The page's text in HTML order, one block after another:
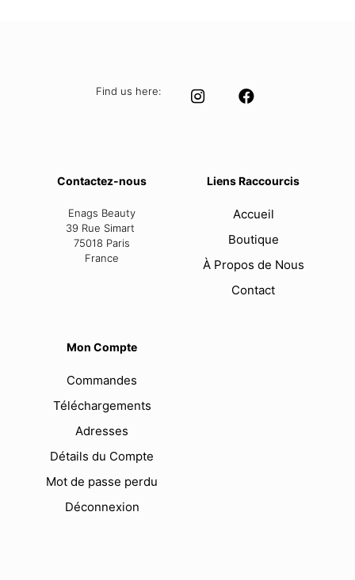
Find us here:
Contactez-nous
Enags Beauty
39 Rue Simart
75018 Paris
France
Liens Raccourcis
Accueil
Boutique
À Propos de Nous
Contact
Mon Compte
Commandes
Téléchargements
Adresses
Détails du Compte
Mot de passe perdu
Déconnexion